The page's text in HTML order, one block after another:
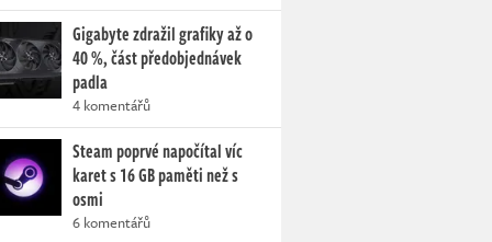
Gigabyte zdražil grafiky až o
40 %, část předobjednávek
padla
4 komentářů
Steam poprvé napočítal víc
karet s 16 GB paměti než s
osmi
6 komentářů